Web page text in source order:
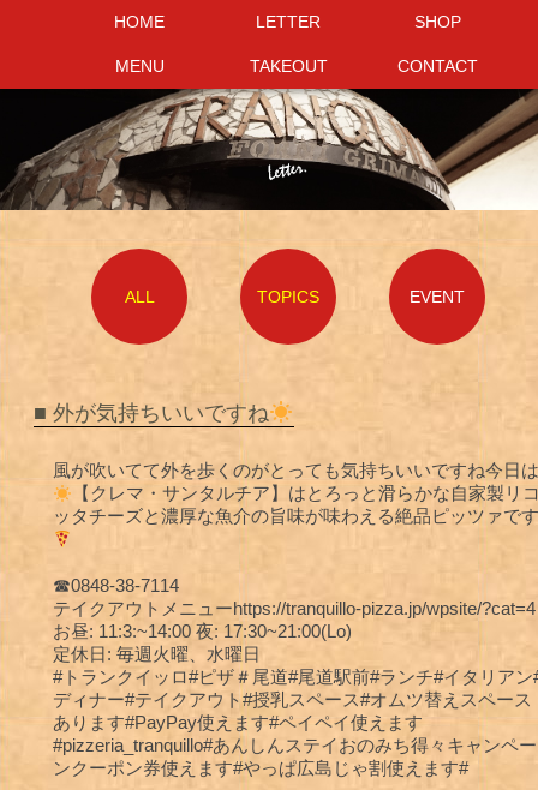
HOME LETTER SHOP
MENU TAKEOUT CONTACT
HOME LETTER SHOP
MENU TAKEOUT CONTACT
ALL TOPICS EVENT
■ 外が気持ちいいですね
風が吹いてて外を歩くのがとっても気持ちいいですね今日は
【クレマ・サンタルチア】はとろっと滑らかな自家製リ
ッタチーズと濃厚な魚介の旨味が味わえる絶品ピッツァです
☎︎0848-38-7114
テイクアウトメニューhttps://tranquillo-pizza.jp/wpsite/?cat=4
お昼: 11:3:~14:00 夜: 17:30~21:00(Lo)
定休日: 毎週火曜、水曜日
#トランクイッロ#ピザ＃尾道#尾道駅前#ランチ#イタリアン
ディナー#テイクアウト#授乳スペース#オムツ替えスペース
あります#PayPay使えます#ペイペイ使えます
#pizzeria_tranquillo#あんしんステイおのみち得々キャンペー
ンクーポン券使えます#やっぱ広島じゃ割使えます#